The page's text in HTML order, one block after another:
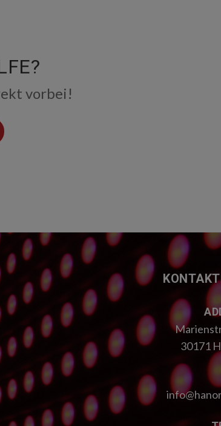
vorbei!
30171